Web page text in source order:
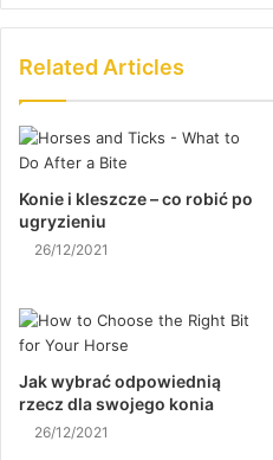
Related Articles
Konie i kleszcze – co robić po
ugryzieniu
26/12/2021
Jak wybrać odpowiednią
rzecz dla swojego konia
26/12/2021